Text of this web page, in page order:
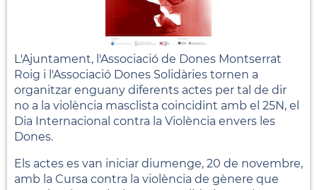
L'Ajuntament, l'Associació de Dones Montserrat
Roig i l'Associació Dones Solidàries tornen a
organitzar enguany diferents actes per tal de dir
no a la violència masclista coincidint amb el 25N, el
Dia Internacional contra la Violència envers les
Dones.
Els actes es van iniciar diumenge, 20 de novembre,
amb la Cursa contra la violència de gènere que